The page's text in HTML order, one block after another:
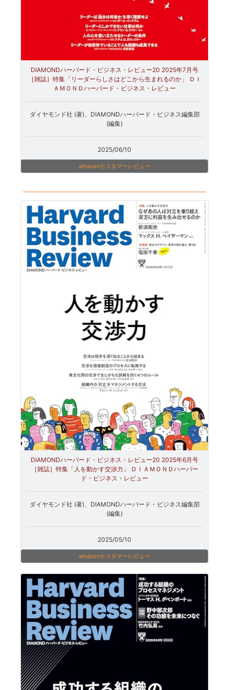
DIAMONDハーバード・ビジネス・レビュー20 2025年7月号
［雑誌］特集「リーダーらしさはどこから生まれるのか」 ＤＩ
ＡＭＯＮＤハーバード・ビジネス・レビュー
ダイヤモンド社 (著)、DIAMONDハーバード・ビジネス編集部
(編集)
2025/06/10
amazonカスタマーレビュー
DIAMONDハーバード・ビジネス・レビュー20 2025年6月号
［雑誌］特集「人を動かす交渉力」 ＤＩＡＭＯＮＤハーバー
ド・ビジネス・レビュー
ダイヤモンド社 (著)、DIAMONDハーバード・ビジネス編集部
(編集)
2025/05/10
amazonカスタマーレビュー